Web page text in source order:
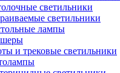
светильники
светильники
лампы
и трековые светильники